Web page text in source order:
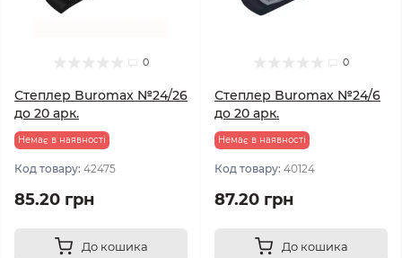
0
Степлер Buromax №24/26
до 20 арк.
Немає в наявності
Код товару: 42475
85.20 грн
До кошика
0
Степлер Buromax №24/6
до 20 арк.
Немає в наявності
Код товару: 40124
87.20 грн
До кошика